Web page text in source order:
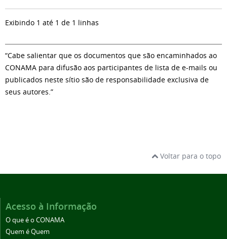
Exibindo 1 até 1 de 1 linhas
“Cabe salientar que os documentos que são encaminhados ao
CONAMA para difusão aos participantes de lista de e-mails ou
publicados neste sítio são de responsabilidade exclusiva de
seus autores.”
Voltar para o topo
Acesso à Informação
O que é o CONAMA
Quem é Quem